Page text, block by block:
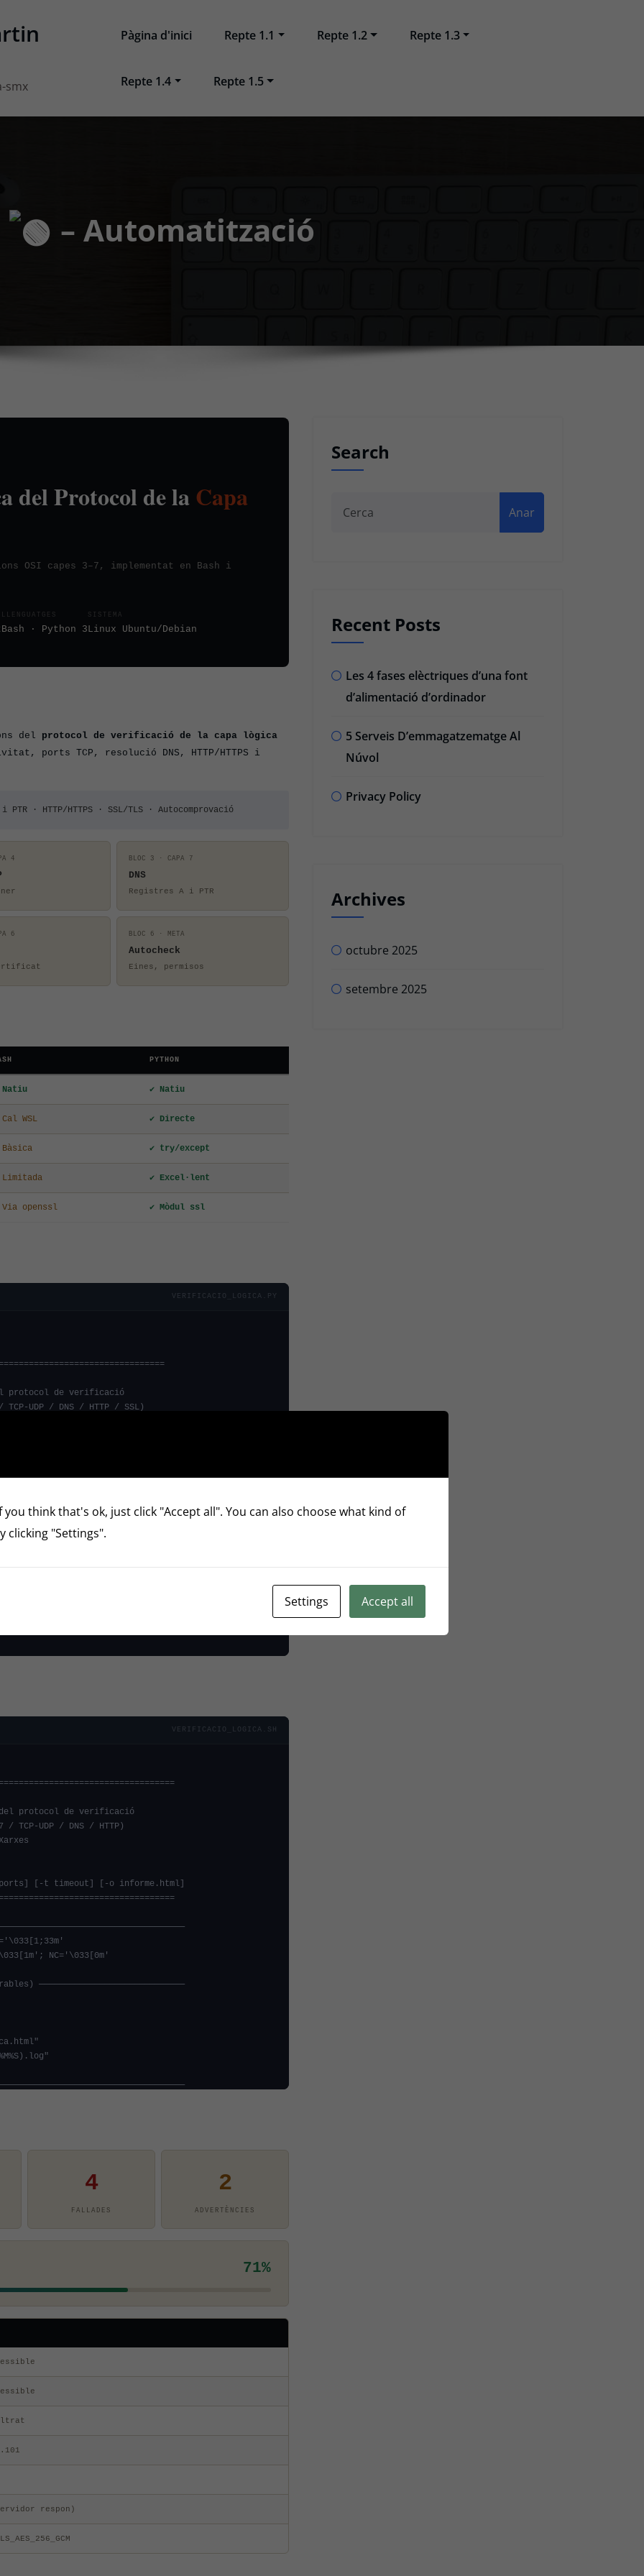
smx
Pàgina d'inici Repte 1.1 Repte 1.2 Repte 1.3
Repte 1.4 Repte 1.5
– Automatització
del Protocol de laCapa
OSI capes 3–7, implementat en Bash i
LLENGUATGES
Bash · Python 3
SISTEMA
Linux Ubuntu/Debian
del protocol de verificació de la capa lògica
ports TCP, resolució DNS, HTTP/HTTPS i
· HTTP/HTTPS · SSL/TLS · Autocomprovació
4 BLOC 3 · CAPA 7
DNS
Registres A i PTR
6 BLOC 6 · META
Autocheck
Eines, permisos
PYTHON
✔ Natiu
WSL ✔ Directe
✔ try/except
✔ Excel·lent
openssl ✔ Mòdul ssl
VERIFICACIO_LOGICA.PY
VERIFICACIO_LOGICA.SH
4
FALLADES
2
ADVERTÈNCIES
71%
respon)
Search
Anar
Recent Posts
Les 4 fases elèctriques d’una font
d’alimentació d’ordinador
5 Serveis D’emmagatzematge Al
Núvol
Privacy Policy
Archives
octubre 2025
setembre 2025
you think that's ok, just click "Accept all". You can also choose what kind of
clicking "Settings".
Settings Accept all